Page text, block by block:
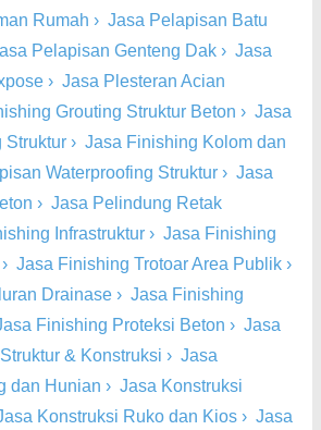
Rumah › Jasa Pelapisan Batu
Pelapisan Genteng Dak › Jasa
› Jasa Plesteran Acian
Grouting Struktur Beton › Jasa
Struktur › Jasa Finishing Kolom dan
Waterproofing Struktur › Jasa
› Jasa Pelindung Retak
Infrastruktur › Jasa Finishing
› Jasa Finishing Trotoar Area Publik ›
Drainase › Jasa Finishing
Finishing Proteksi Beton › Jasa
& Konstruksi › Jasa
dan Hunian › Jasa Konstruksi
Konstruksi Ruko dan Kios › Jasa